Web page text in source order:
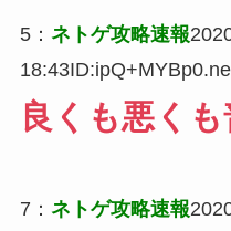
5： ネトゲ攻略速報
18:43
良くも悪く
7 ： ネトゲ攻略速報